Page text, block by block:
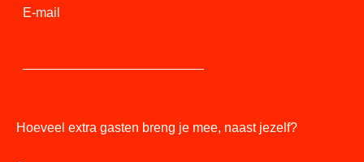
E-mail
Hoeveel extra gasten breng je mee, naast jezelf?